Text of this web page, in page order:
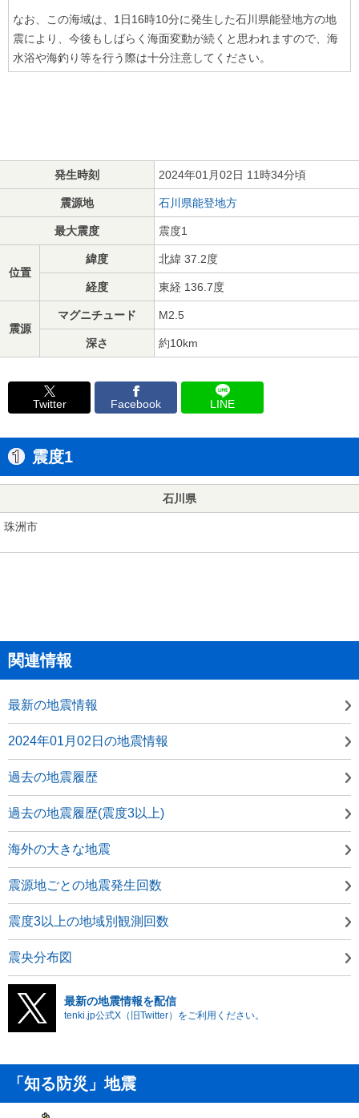
なお、この海域は、1日16時10分に発生した石川県能登地方の地
震により、今後もしばらく海面変動が続くと思われますので、海
水浴や海釣り等を行う際は十分注意してください。
発生時刻 2024年01月02日 11時34分頃
震源地 石川県能登地方
最大震度 震度1
位置
緯度 北緯 37.2度
経度 東経 136.7度
震源
マグニチュード M2.5
深さ 約10km
Twitter Facebook LINE
震度1
石川県
珠洲市
関連情報
最新の地震情報
2024年01月02日の地震情報
過去の地震履歴
過去の地震履歴(震度3以上)
海外の大きな地震
震源地ごとの地震発生回数
震度3以上の地域別観測回数
震央分布図
最新の地震情報を配信
tenki.jp公式X（旧Twitter）をご利用ください。
「知る防災」地震